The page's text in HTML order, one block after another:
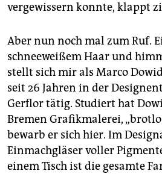
vergewissern konnte, klappt
Aber nun noch mal zum Ruf.
schneeweißem Haar und
stellt sich mir als Marco
seit 26 Jahren in der
Gerflor tätig. Studiert hat
Bremen Grafikmalerei,
bewarb er sich hier. Im
Einmachgläser voller
einem Tisch ist die gesamte